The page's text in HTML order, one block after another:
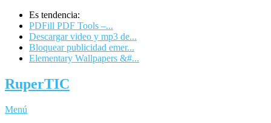
Es tendencia:
PDFill PDF Tools –...
Descargar video y mp3 de...
Bloquear publicidad emer...
Elementary Wallpapers &#...
RuperTIC
Menú